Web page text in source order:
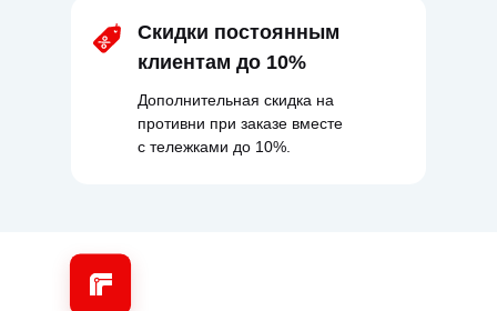
Скидки постоянным
клиентам до 10%
Дополнительная скидка на
противни при заказе вместе
с тележками до 10%.